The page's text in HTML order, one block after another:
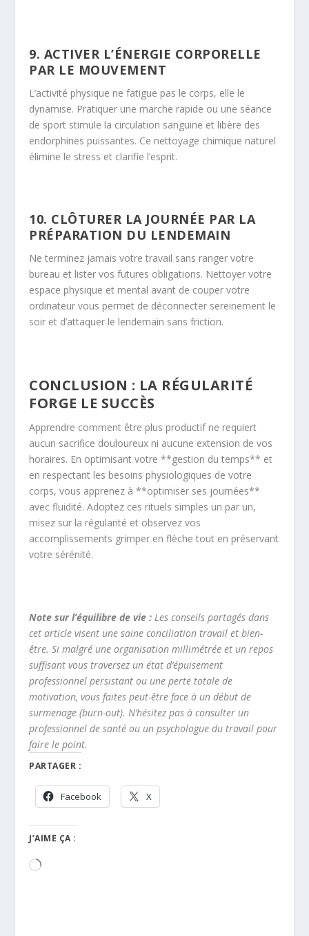
9. ACTIVER L’ÉNERGIE CORPORELLE
PAR LE MOUVEMENT
L’activité physique ne fatigue pas le corps, elle le
dynamise. Pratiquer une marche rapide ou une séance
de sport stimule la circulation sanguine et libère des
endorphines puissantes. Ce nettoyage chimique naturel
élimine le stress et clarifie l’esprit.
10. CLÔTURER LA JOURNÉE PAR LA
PRÉPARATION DU LENDEMAIN
Ne terminez jamais votre travail sans ranger votre
bureau et lister vos futures obligations. Nettoyer votre
espace physique et mental avant de couper votre
ordinateur vous permet de déconnecter sereinement le
soir et d’attaquer le lendemain sans friction.
CONCLUSION : LA RÉGULARITÉ
FORGE LE SUCCÈS
Apprendre comment être plus productif ne requiert
aucun sacrifice douloureux ni aucune extension de vos
horaires. En optimisant votre **gestion du temps** et
en respectant les besoins physiologiques de votre
corps, vous apprenez à **optimiser ses journées**
avec fluidité. Adoptez ces rituels simples un par un,
misez sur la régularité et observez vos
accomplissements grimper en flèche tout en préservant
votre sérénité.
Note sur l’équilibre de vie : Les conseils partagés dans
cet article visent une saine conciliation travail et bien-
être. Si malgré une organisation millimétrée et un repos
suffisant vous traversez un état d’épuisement
professionnel persistant ou une perte totale de
motivation, vous faites peut-être face à un début de
surmenage (burn-out). N’hésitez pas à consulter un
professionnel de santé ou un psychologue du travail pour
faire le point.
PARTAGER :
Facebook X
J’AIME ÇA :
Chargement…